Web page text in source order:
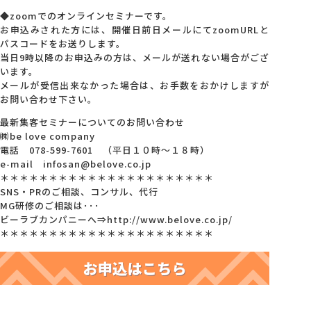
◆zoomでのオンラインセミナーです。
お申込みされた方には、開催日前日メールにてzoomURLと
パスコードをお送りします。
当日9時以降のお申込みの方は、メールが送れない場合がござ
います。
メールが受信出来なかった場合は、お手数をおかけしますが
お問い合わせ下さい。
最新集客セミナーについてのお問い合わせ
㈱be love company
電話 078-599-7601 （平日１０時～１８時）
e-mail infosan@belove.co.jp
＊＊＊＊＊＊＊＊＊＊＊＊＊＊＊＊＊＊＊＊＊＊
SNS・PRのご相談、コンサル、代行
MG研修のご相談は･･･
ビーラブカンパニーへ⇒http://www.belove.co.jp/
＊＊＊＊＊＊＊＊＊＊＊＊＊＊＊＊＊＊＊＊＊＊